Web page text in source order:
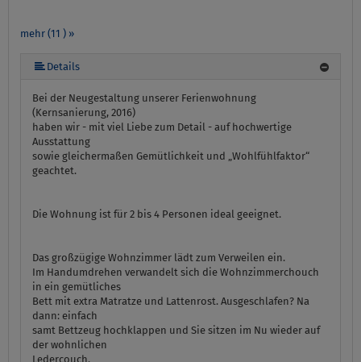
mehr (11 ) »
mehr (11 ) »
mehr (11 ) »
mehr (11 ) »
mehr (11 ) »
mehr (11 ) »
mehr (11 ) »
mehr (11 ) »
Details
Bei der Neugestaltung unserer Ferienwohnung
(Kernsanierung, 2016)
haben wir - mit viel Liebe zum Detail - auf hochwertige
Ausstattung
sowie gleichermaßen Gemütlichkeit und „Wohlfühlfaktor“
geachtet.
Die Wohnung ist für 2 bis 4 Personen ideal geeignet.
Das großzügige Wohnzimmer lädt zum Verweilen ein.
Im Handumdrehen verwandelt sich die Wohnzimmerchouch
in ein gemütliches
Bett mit extra Matratze und Lattenrost. Ausgeschlafen? Na
dann: einfach
samt Bettzeug hochklappen und Sie sitzen im Nu wieder auf
der wohnlichen
Ledercouch.